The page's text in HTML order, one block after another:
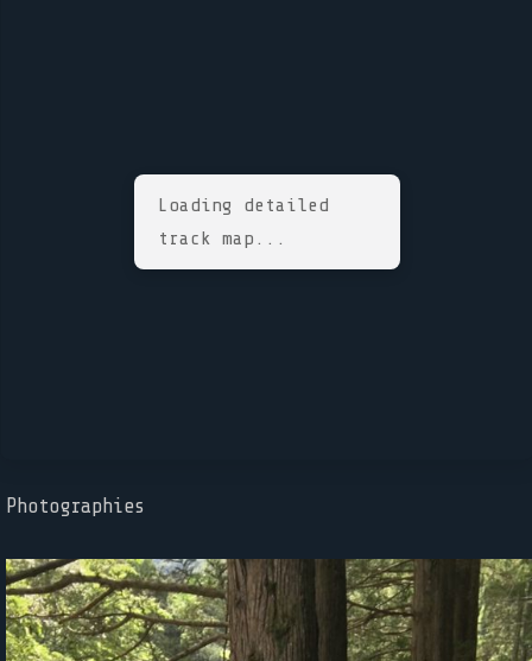
Loading detailed
track map...
Photographies